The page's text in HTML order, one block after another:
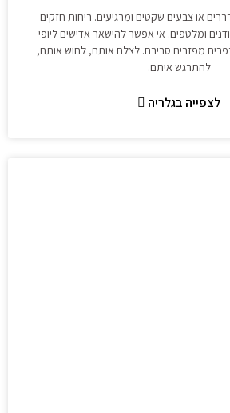
או צבעים שקטים ומרגיעים. ריחות חזקים
ומלטפים. אי אפשר להישאר אדישים ליופי
מפזרים סביבם. לצלם אותם, לחוש אותם,
להתרגש איתם.
לצפייה בגלריה